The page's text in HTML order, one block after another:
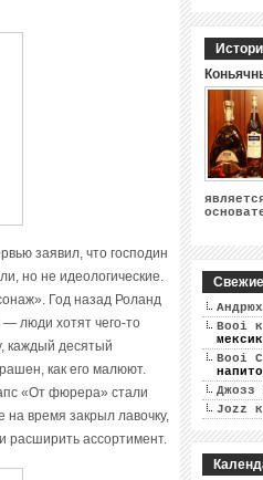
заявил, что господин
но не идеологические.
Год назад Роланд
люди хотят чего-то
каждый десятый
как его малюют.
«От фюрера» стали
время закрыл лавочку,
расширить ассортимент.
Booi
Booi
Джозз
Jozz